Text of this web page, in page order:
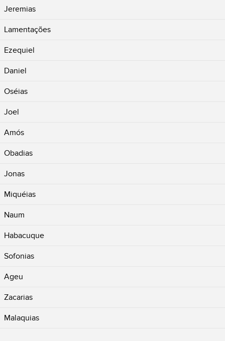
Jeremias
Lamentações
Ezequiel
Daniel
Oséias
Joel
Amós
Obadias
Jonas
Miquéias
Naum
Habacuque
Sofonias
Ageu
Zacarias
Malaquias